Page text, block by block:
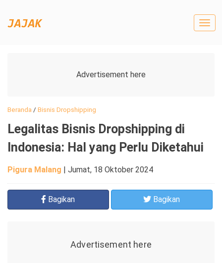
Beranda / Bisnis Dropshipping
Legalitas Bisnis Dropshipping di
Indonesia: Hal yang Perlu Diketahui
Pigura Malang | Jumat, 18 Oktober 2024
Bagikan Bagikan